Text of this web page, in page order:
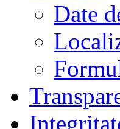
Date